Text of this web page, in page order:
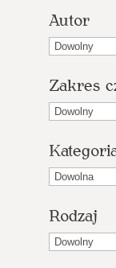
a
p
y
Autor
Zakres
Rodzaj